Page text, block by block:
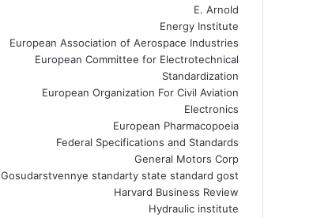
E. Arnold
Energy Institute
European Association of Aerospace Industries
European Committee for Electrotechnical
Standardization
European Organization For Civil Aviation
Electronics
European Pharmacopoeia
Federal Specifications and Standards
General Motors Corp
Gosudarstvennye standarty state standard gost
Harvard Business Review
Hydraulic institute